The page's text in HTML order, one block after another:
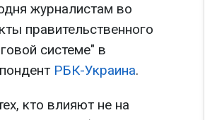
журналистам во
правительственного
системе" в
РБК-Украина.
кто влияют не на